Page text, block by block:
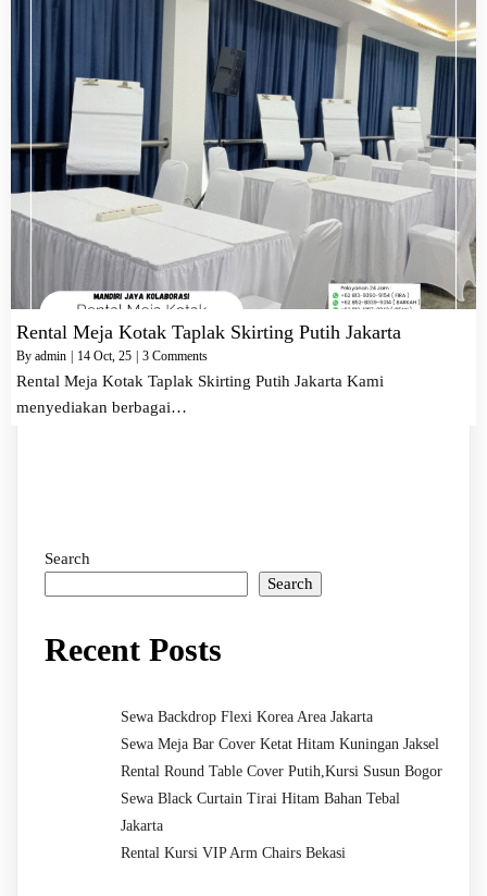
Rental Meja Kotak Taplak Skirting Putih Jakarta
By admin 14 Oct, 25 3 Comments
Rental Meja Kotak Taplak Skirting Putih Jakarta Kami
menyediakan berbagai…
Search
Search
Recent Posts
Sewa Backdrop Flexi Korea Area Jakarta
Sewa Meja Bar Cover Ketat Hitam Kuningan Jaksel
Rental Round Table Cover Putih,Kursi Susun Bogor
Sewa Black Curtain Tirai Hitam Bahan Tebal
Jakarta
Rental Kursi VIP Arm Chairs Bekasi